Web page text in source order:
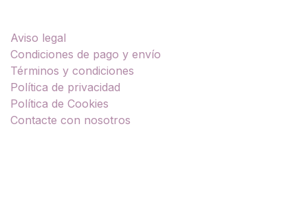
Aviso legal
Condiciones de pago y envío
Términos y condiciones
Política de privacidad
Política de Cookies
Contacte con nosotros